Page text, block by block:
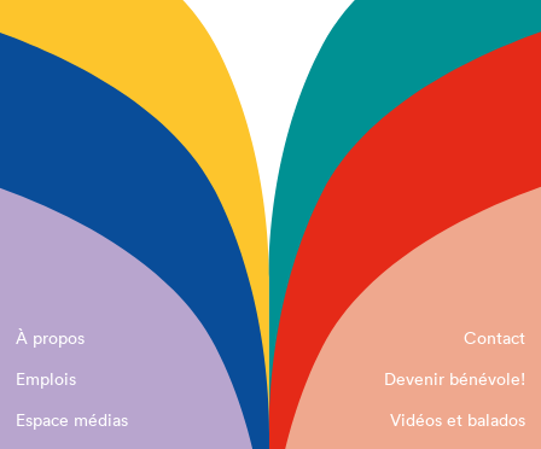
À propos
Contact
Emplois
Devenir bénévole!
Espace médias
Vidéos et balados